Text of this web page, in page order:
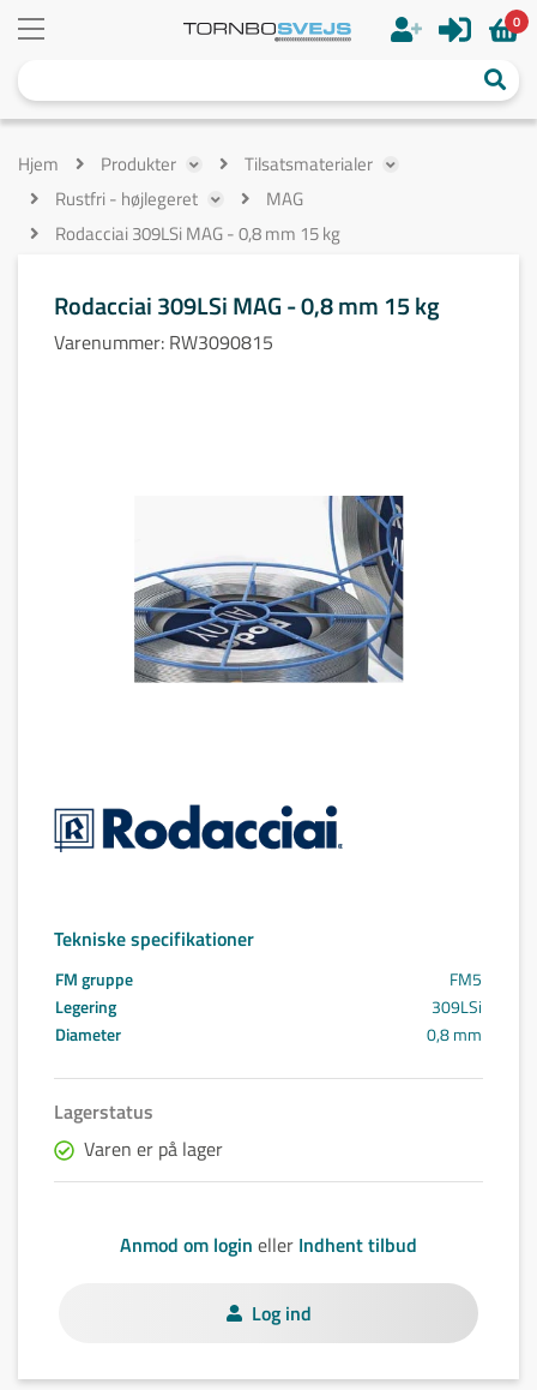
0
Hjem Produkter
Tilsatsmaterialer
Rustfri - højlegeret
MAG
Rodacciai 309LSi MAG - 0,8 mm 15 kg
Rodacciai 309LSi MAG - 0,8 mm 15 kg
Varenummer: RW3090815
Tekniske specifikationer
FM gruppe
FM5
Legering
309LSi
Diameter
0,8 mm
Lagerstatus
Varen er på lager
Anmod om login eller Indhent tilbud
Log ind